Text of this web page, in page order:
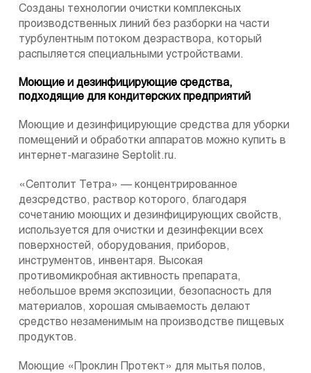
Созданы технологии очистки комплексных
производственных линий без разборки на части
турбулентным потоком дезраствора, который
распыляется специальными устройствами.
Моющие и дезинфицирующие средства,
подходящие для кондитерских предприятий
Моющие и дезинфицирующие средства для уборки
помещений и обработки аппаратов можно купить в
интернет-магазине Septolit.ru.
«Септолит Тетра» — концентрированное
дезсредство, раствор которого, благодаря
сочетанию моющих и дезинфицирующих свойств,
используется для очистки и дезинфекции всех
поверхностей, оборудования, приборов,
инструментов, инвентаря. Высокая
противомикробная активность препарата,
небольшое время экспозиции, безопасность для
материалов, хорошая смываемость делают
средство незаменимым на производстве пищевых
продуктов.
Моющие «Проклин Протект» для мытья полов,